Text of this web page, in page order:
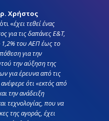
Χρήστος
«έχει τεθεί ένας
για τις δαπάνες Ε&Τ,
του ΑΕΠ έως το
για την
την αύξηση της
για έρευνα από τις
ότι «εκτός από
την ανάδειξη
τεχνολογίας, που να
της αγοράς, έχει